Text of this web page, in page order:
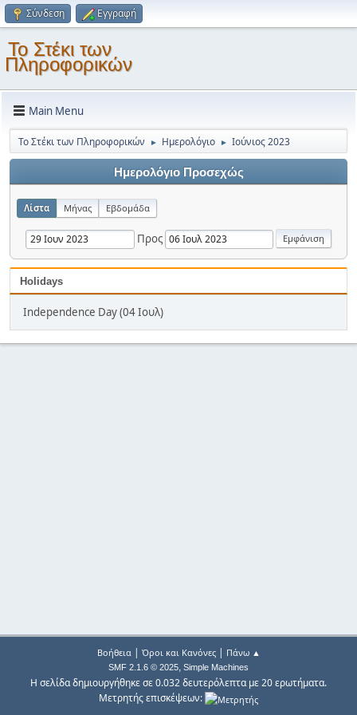
Σύνδεση Εγγραφή
Το Στέκι των
Πληροφορικών
Main Menu
Το Στέκι των Πληροφορικών ► Ημερολόγιο ► Ιούνιος 2023
Ημερολόγιο Προσεχώς
Λίστα Μήνας Εβδομάδα
Προς
Holidays
Independence Day (04 Ιουλ)
Βοήθεια| Όροι και Κανόνες| Πάνω ▲
SMF 2.1.6 © 2025, Simple Machines
Η σελίδα δημιουργήθηκε σε 0.032 δευτερόλεπτα με 20 ερωτήματα.
Μετρητής επισκέψεων: